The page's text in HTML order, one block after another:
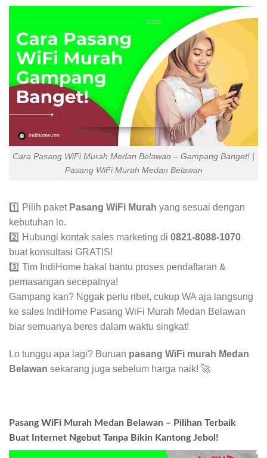
Cara Pasang WiFi Murah Medan Belawan – Gampang Banget! |
Pasang WiFi Murah Medan Belawan
1️⃣ Pilih paket Pasang WiFi Murah yang sesuai dengan
kebutuhan lo.
2️⃣ Hubungi kontak sales marketing di 0821-8088-1070
buat konsultasi GRATIS!
3️⃣ Tim IndiHome bakal bantu proses pendaftaran &
pemasangan secepatnya!
Gampang kan? Nggak perlu ribet, cukup WA aja langsung
ke sales IndiHome Pasang WiFi Murah Medan Belawan
biar semuanya beres dalam waktu singkat!
Lo tunggu apa lagi? Buruan pasang WiFi murah Medan
Belawan sekarang juga sebelum harga naik! 🚀
Pasang WiFi Murah Medan Belawan – Pilihan Terbaik
Buat Internet Ngebut Tanpa Bikin Kantong Jebol!